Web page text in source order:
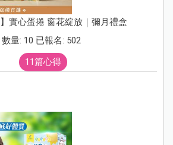
】實心蛋捲 窗花綻放｜彌月禮盒
數量: 10 已報名: 502
11篇心得